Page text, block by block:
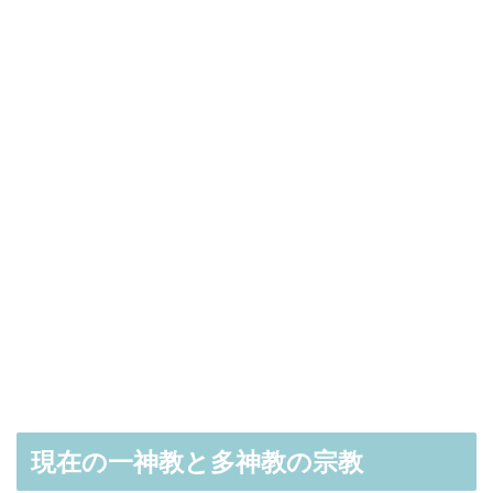
現在の一神教と多神教の宗教